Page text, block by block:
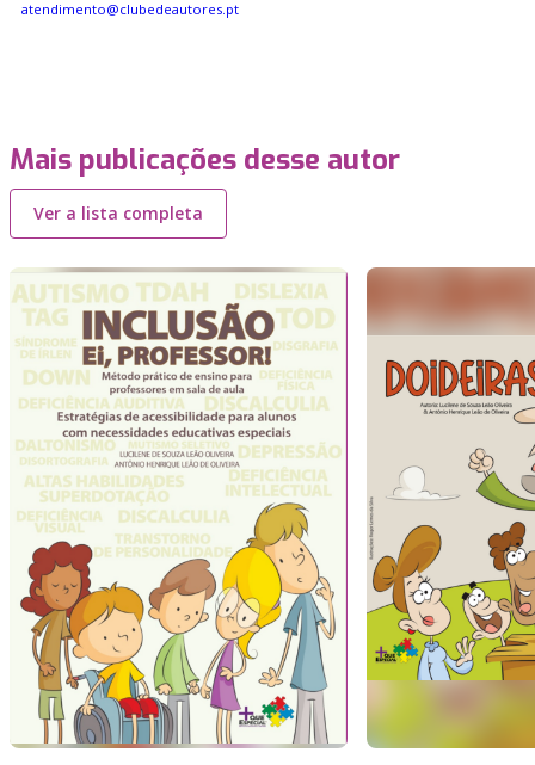
atendimento@clubedeautores.pt
Mais publicações desse autor
Ver a lista completa